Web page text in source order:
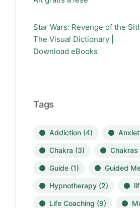
Star Wars: Revenge of the
The Visual Dictionary |
Download eBooks
Tags
Addiction (4)
Chakra (3) Chakras
Guide (1) Guided
Hypnotherapy (2)
Life Coaching (9)